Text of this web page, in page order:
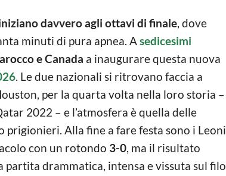
davvero agli ottavi di finale, dove
minuti di pura apnea. Asedicesimi
e Canada a inaugurare questa nuova
. Le due nazionali si ritrovano faccia a
per la quarta volta nella loro storia –
2022 – e l’atmosfera è quella delle
prigionieri. Alla fine a fare festa sono i Leoni
con un rotondo 3-0, ma il risultato
partita drammatica, intensa e vissuta sul filo